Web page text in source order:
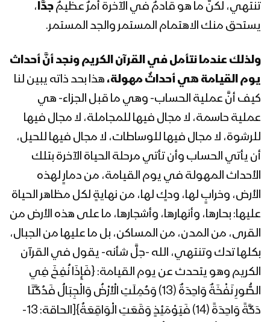
المحاضرة الرمضانية الثانية للسيد عبدالملك
بدرالدين الحوثي 02 رمضان 1442هـ
المحاضرة الرمضانية الأولى للسيد
عبدالملك بدرالدين الحوثي 1رمضان 1442هـ
المحاضرة الرمضانية التاسعة والعشرون
لقائد الثورة السيد عبدالملك بدرالدين
الحوثي 30 رمضان 1441هـ
المحاضرة الرمضانية الثامنة والعشرون لقائد
الثورة السيد عبدالملك بدرالدين الحوثي
1441هـ
المحاضرة الرمضانية السابعة والعشرون
لقائد الثورة السيد عبدالملك بدرالدين
الحوثي 1441هـ
المحاضرة الرمضانية السادسة والعشرون
تنتهي، لكنَّ ما هو قادمٌ في الآخرة أمرٌ عظيمٌ جدًّا،
يستحق منك الاهتمام المستمر والجد المستمر.
ولذلك عندما نتأمل في القرآن الكريم ونجد أنَّ أحداث
يوم القيامة هي أحداثٌ مهولة، هذا بحد ذاته يبين لنا
كيف أنَّ عملية الحساب- وهي ما قبل الجزاء- هي
عملية حاسمة، لا مجال فيها للمجاملة، لا مجال فيها
للرشوة، لا مجال فيها للوساطات، لا مجال فيها للحيل،
أن يأتي الحساب وأن تأتي مرحلة الحياة الآخرة بتلك
الأحداث المهولة في يوم القيامة، من دمارٍ لهذه
الأرض، وخرابٍ لها، ودكٍ لها، من نهايةٍ لكل مظاهر الحياة
عليها: بحارها، وأنهارها، وأشجارها، ما على هذه الأرض من
القرى، من المدن، من المساكن، بل ما عليها من الجبال،
بكلها تدك وتنتهي، الله -جلَّ شأنه- يقول في القرآن
الكريم وهو يتحدث عن يوم القيامة: {فَإِذَا نُفِخَ فِي
الصُّورِ نَفْخَةٌ وَاحِدَةٌ (13) وَحُمِلَتِ الْأَرْضُ وَالْجِبَالُ فَدُكَّتَا
دَكَّةً وَاحِدَةً (14) فَيَوْمَئِذٍ وَقَعَتِ الْوَاقِعَةُ}[الحاقة: 13-